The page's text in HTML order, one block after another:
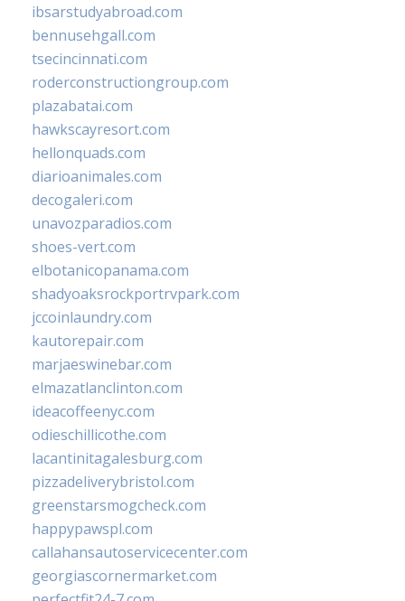
ibsarstudyabroad.com
bennusehgall.com
tsecincinnati.com
roderconstructiongroup.com
plazabatai.com
hawkscayresort.com
hellonquads.com
diarioanimales.com
decogaleri.com
unavozparadios.com
shoes-vert.com
elbotanicopanama.com
shadyoaksrockportrvpark.com
jccoinlaundry.com
kautorepair.com
marjaeswinebar.com
elmazatlanclinton.com
ideacoffeenyc.com
odieschillicothe.com
lacantinitagalesburg.com
pizzadeliverybristol.com
greenstarsmogcheck.com
happypawspl.com
callahansautoservicecenter.com
georgiascornermarket.com